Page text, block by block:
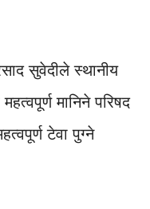
सुवेदीले स्थानीय
मानिने परिषद
टेवा पुग्ने